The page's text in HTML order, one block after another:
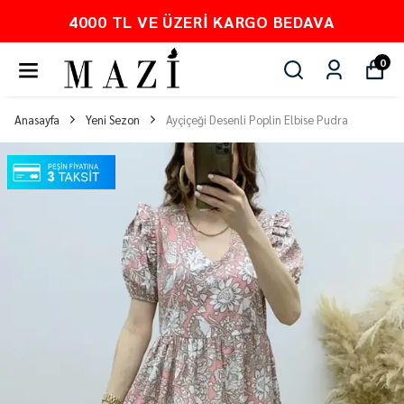
4000 TL VE ÜZERI KARGO BEDAVA
0
Anasayfa Yeni Sezon Ayçiçeği Desenli Poplin Elbise Pudra